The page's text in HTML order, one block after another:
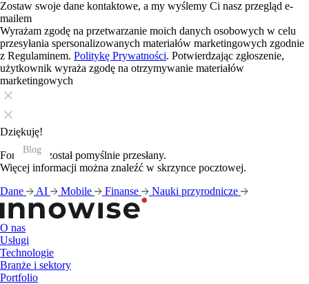
Zostaw swoje dane kontaktowe, a my wyślemy Ci nasz przegląd e-
mailem
Wyrażam zgodę na przetwarzanie moich danych osobowych w celu
przesyłania spersonalizowanych materiałów marketingowych zgodnie
z Regulaminem. Politykę Prywatności. Potwierdzając zgłoszenie,
użytkownik wyraża zgodę na otrzymywanie materiałów
marketingowych
Dziękuję!
Formularz został pomyślnie przesłany.
Więcej informacji można znaleźć w skrzynce pocztowej.
Dane
AI Mobile Finanse Nauki przyrodnicze
O nas
Usługi
Technologie
Branże i sektory
Portfolio
Blog
Blog
Blog
Blog
Blog
Blog
Blog
Blog
Blog
Blog
Blog
Blog